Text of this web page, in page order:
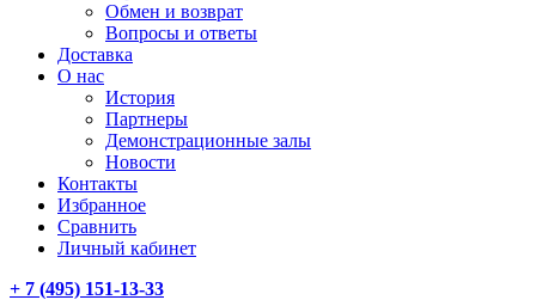
Обмен и возврат
Вопросы и ответы
Доставка
О нас
История
Партнеры
Демонстрационные залы
Новости
Контакты
Избранное
Сравнить
Личный кабинет
+ 7 (495) 151-13-33